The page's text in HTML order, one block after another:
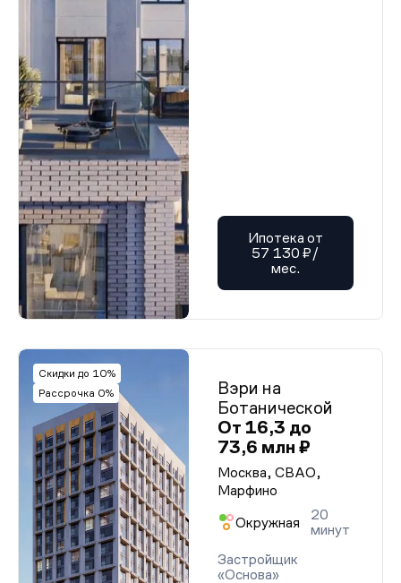
Ипотека от
57 130 ₽/
мес.
Скидки до 10%
Рассрочка 0%
Вэри на
Ботанической
От 16,3 до
73,6 млн ₽
Москва, СВАО,
Марфино
Окружная
20
минут
Застройщик
«Основа»